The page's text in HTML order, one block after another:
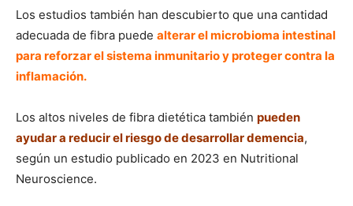
Los estudios también han descubierto que una cantidad
adecuada de fibra puede alterar el microbioma intestinal
para reforzar el sistema inmunitario y proteger contra la
inflamación.
Los altos niveles de fibra dietética también pueden
ayudar a reducir el riesgo de desarrollar demencia,
según un estudio publicado en 2023 en Nutritional
Neuroscience.